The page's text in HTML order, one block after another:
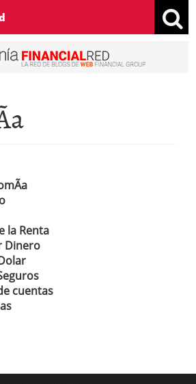
la Renta
Dinero
cuentas